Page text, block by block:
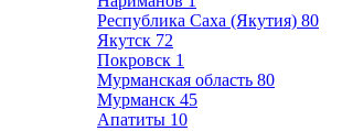
Республика Саха (Якутия) 80
Якутск 72
Покровск 1
Мурманская область 80
Мурманск 45
Апатиты 10